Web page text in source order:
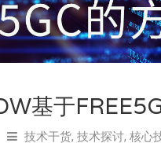
基于
技术干货, 技术探讨, 核心